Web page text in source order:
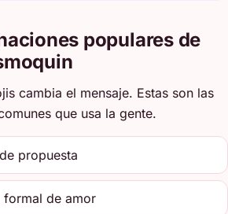
populares de
cambia el mensaje. Estas son las
que usa la gente.
propuesta
de amor